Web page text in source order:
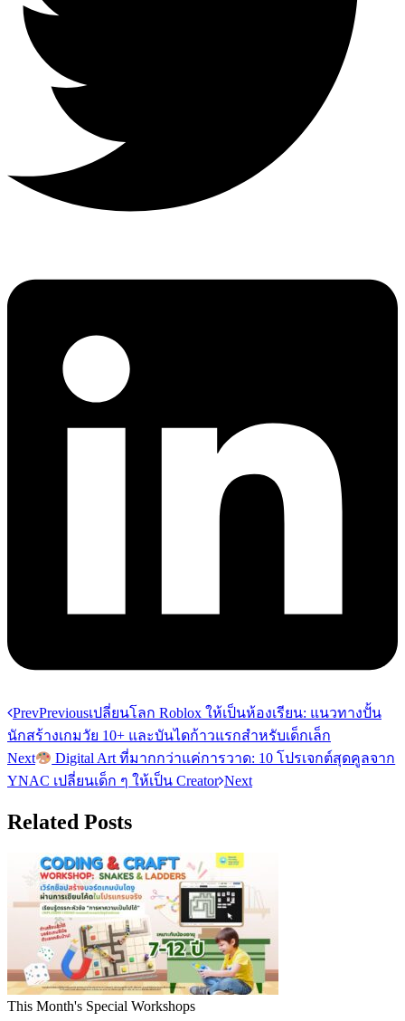
PrevPreviousเปลี่ยนโลก Roblox ให้เป็นห้องเรียน: แนวทางปั้น
นักสร้างเกมวัย 10+ และบันไดก้าวแรกสำหรับเด็กเล็ก
Next
Digital Art ที่มากกว่าแค่การวาด: 10 โปรเจกต์สุดคูลจาก
YNAC เปลี่ยนเด็ก ๆ ให้เป็น Creator Next
Related Posts
This Month's Special Workshops